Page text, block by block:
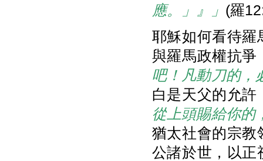
應。」』」 (羅
耶穌如何看待羅
與羅馬政權抗爭
吧！凡動刀的，
白是天父的允許
從上頭賜給你的
猶太社會的宗教
公諸於世，以正